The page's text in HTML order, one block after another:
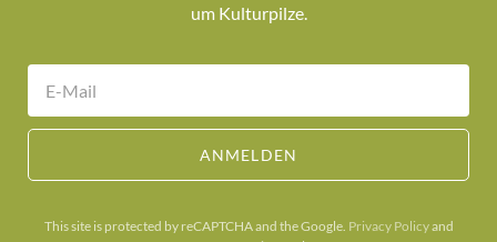
um Kulturpilze.
ANMELDEN
This site is protected by reCAPTCHA and the Google. Privacy Policyand